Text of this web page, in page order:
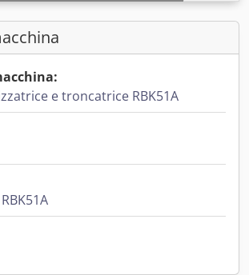
e troncatrice RBK51A